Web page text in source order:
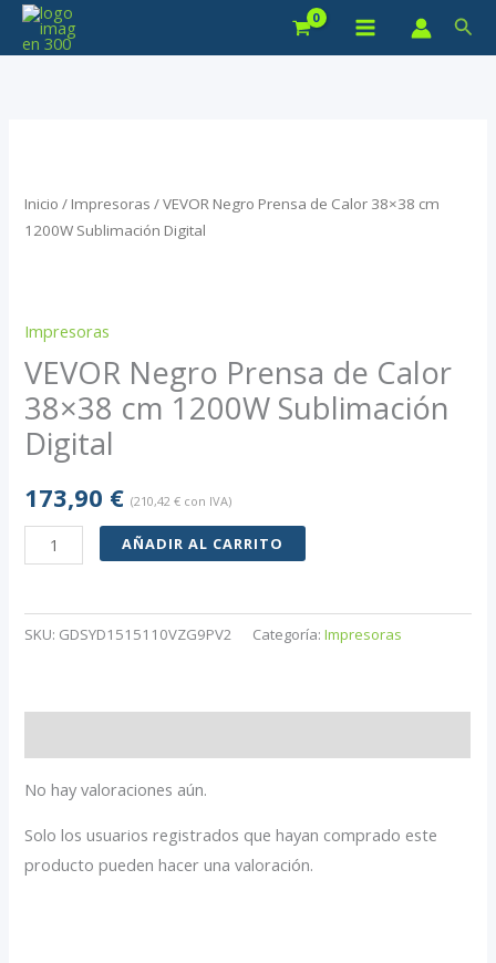
Inicio / Impresoras / VEVOR Negro Prensa de Calor 38×38 cm
1200W Sublimación Digital
Impresoras
VEVOR Negro Prensa de Calor
38×38 cm 1200W Sublimación
Digital
173,90 € (210,42€ con IVA)
VEVOR
Negro
de
cm
Digital
cantidad
AÑADIR AL CARRITO
SKU: GDSYD1515110VZG9PV2 Categoría:Impresoras
No hay valoraciones aún.
Solo los usuarios registrados que hayan comprado este
producto pueden hacer una valoración.